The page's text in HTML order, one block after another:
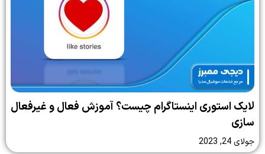
لایک استوری اینستاگرام چیست؟ آموزش فعال و غیرفعال
سازی
جولای 24, 2023